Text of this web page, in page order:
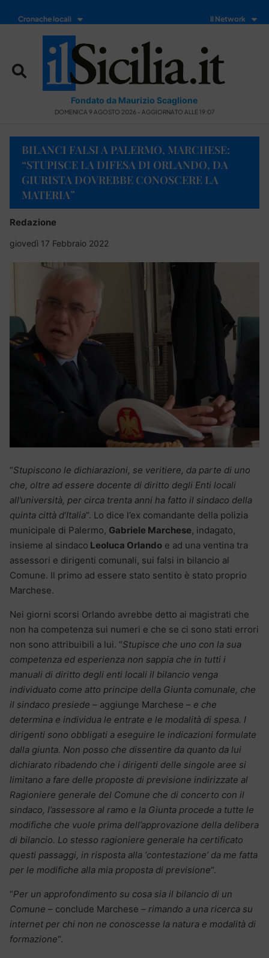
Cronache locali Il Network
Fondato da Maurizio Scaglione
DOMENICA 9 AGOSTO 2026 - AGGIORNATO ALLE 19:07
BILANCI FALSI A PALERMO, MARCHESE:
“STUPISCE LA DIFESA DI ORLANDO, DA
GIURISTA DOVREBBE CONOSCERE LA
MATERIA”
Redazione
giovedì 17 Febbraio 2022
“Stupiscono le dichiarazioni, se veritiere, da parte di uno
che, oltre ad essere docente di diritto degli Enti locali
all’università, per circa trenta anni ha fatto il sindaco della
quinta città d’Italia“. Lo dice l’ex comandante della polizia
municipale di Palermo, Gabriele Marchese, indagato,
insieme al sindaco Leoluca Orlando e ad una ventina tra
assessori e dirigenti comunali, sui falsi in bilancio al
Comune. Il primo ad essere stato sentito è stato proprio
Marchese.
Nei giorni scorsi Orlando avrebbe detto ai magistrati che
non ha competenza sui numeri e che se ci sono stati errori
non sono attribuibili a lui. “Stupisce che uno con la sua
competenza ed esperienza non sappia che in tutti i
manuali di diritto degli enti locali il bilancio venga
individuato come atto principe della Giunta comunale, che
il sindaco presiede – aggiunge Marchese – e che
determina e individua le entrate e le modalità di spesa. I
dirigenti sono obbligati a eseguire le indicazioni formulate
dalla giunta. Non posso che dissentire da quanto da lui
dichiarato ribadendo che i dirigenti delle singole aree si
limitano a fare delle proposte di previsione indirizzate al
Ragioniere generale del Comune che di concerto con il
sindaco, l’assessore al ramo e la Giunta procede a tutte le
modifiche che vuole prima dell’approvazione della delibera
di bilancio. Lo stesso ragioniere generale ha certificato
questi passaggi, in risposta alla ‘contestazione’ da me fatta
per le modifiche alla mia proposta di previsione“.
“Per un approfondimento su cosa sia il bilancio di un
Comune – conclude Marchese – rimando a una ricerca su
internet per chi non ne conoscesse la natura e modalità di
formazione“.